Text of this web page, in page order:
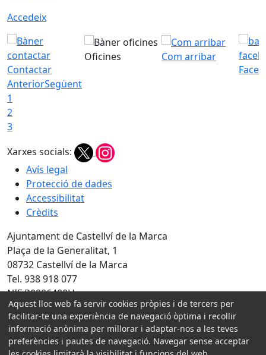
Accedeix
Contactar
Oficines
Com arribar
AnteriorSegüent
1
2
3
Xarxes socials:
Avís legal
Protecció de dades
Accessibilitat
Crèdits
Ajuntament de Castellví de la Marca
Plaça de la Generalitat, 1
08732 Castellví de la Marca
Tel. 938 918 077
NIF P0806400H
Amb la col·laboració de:
Aquest lloc web fa servir cookies pròpies i de tercers per
facilitar-te una experiència de navegació òptima i recollir
informació anònima per millorar i adaptar-nos a les teves
preferències i pautes de navegació. Navegar sense acceptar